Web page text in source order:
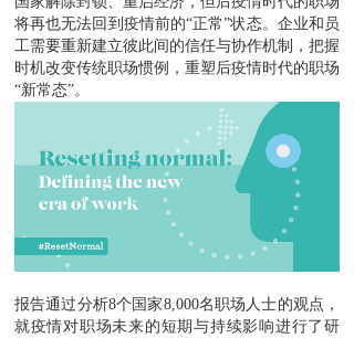
将再也无法回到疫情前的“正常”状态。企业和员
工需要重新建立彼此间的信任与协作机制，把握
时机改变传统职场惯例，重塑后疫情时代的职场
“新常态”。
报告通过分析8个国家8,000名职场人士的观点，
就疫情对职场未来的短期与持续影响进行了研